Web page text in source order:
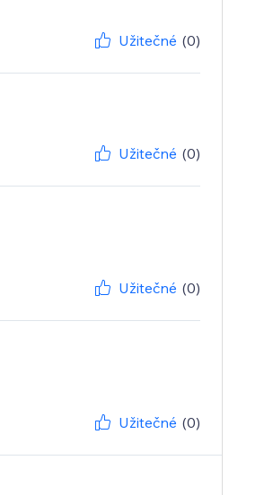
Užitečné (0)
Užitečné (0)
Užitečné (0)
Užitečné (0)